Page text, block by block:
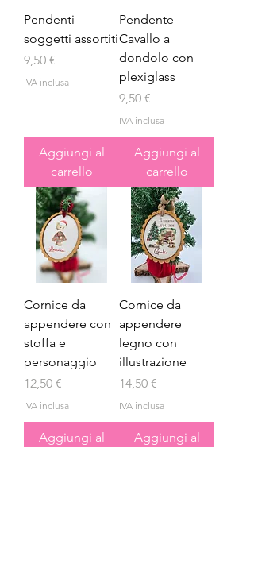
Pendenti
soggetti assortiti
Prezzo
9,50 €
IVA inclusa
Aggiungi al
carrello
Pendente
Cavallo a
dondolo con
plexiglass
Prezzo
9,50 €
IVA inclusa
Aggiungi al
carrello
Cornice da
appendere con
stoffa e
personaggio
Prezzo
12,50 €
IVA inclusa
Aggiungi al
Cornice da
appendere
legno con
illustrazione
Prezzo
14,50 €
IVA inclusa
Aggiungi al